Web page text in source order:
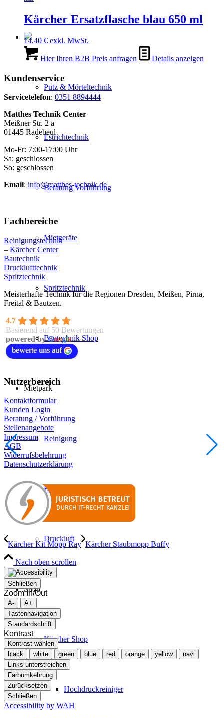
Putz & Mörteltechnik
Estrichtechnik
Beratung Vorführung
Mietgeräte
Spritztechnik
Bautechnik Shop
Mietpark
Reinigung
Bautechnik
Druckluft
Shop
Kärcher Shop
Hochdruckreiniger
Kärcher Ersatzflasche blau 650 ml
14,40 € exkl. MwSt.
Hier Ihren B2B Preis anfragen Details anzeigen
Kundenservice
Servicetelefon: 0351 8894444
Matthes Technik Center
Meißner Str. 2 a
01445 Radebeul
Mo-Fr: 7:00-17:00 Uhr
Sa: geschlossen
So: geschlossen
Email: info@matthes-technik.de
Fachbereiche
Reinigungstechnik
– Kärcher Center
Bautechnik
Drucklufttechnik
Spritztechnik
Meisterhafte Technik für die Regionen Dresden, Meißen, Pirna,
Freital & Bautzen.
4.7
Basierend auf 50 Bewertungen
powered byGoogle
bewerte uns auf
Nutzerbereich
Kontaktformular
Kunden Login
Beratung / Vorführung
Stellenangebote
Impressum
AGB
Widerrufsbelehrung
Datenschutzerklärung
Kärcher Kit Mopp Ray Kärcher Staubmopp Buffy
Nach oben scrollen
Schließen
Zoom In/Out
A-
A+
Tastennavigation
Standardschrift
Kontrast
Kontrast wählen
black
white green blue red orange yellow
navi
Links unterstreichen
Farbumkehrung
Zurücksetzen
Schließen
Accessibility by WAH